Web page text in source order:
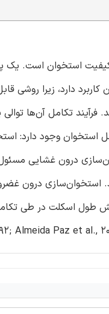
استخوان است. یک
دارد، زیرا روشی
فرآیند تکامل آن‌ها
استخوان وجود دارد:
درون غشایی
استخوان‌سازی درون
طول اسکلت در طی